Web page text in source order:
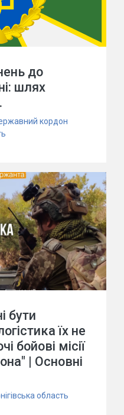
до
шлях
кордон
бути
їх не
бойові місії
| Основні
область